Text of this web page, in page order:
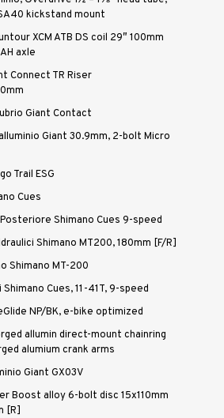
kickstand mount
XCM ATB DS coil 29″ 100mm
axle
Connect TR Riser
Giant Contact
Giant 30.9mm, 2-bolt Micro
Trail ESG
Cues
Shimano Cues 9-speed
Shimano MT200, 180mm [F/R]
Shimano MT-200
Shimano Cues, 11-41T, 9-speed
NP/BK, e-bike optimized
allumin direct-mount chainring
alumium crank arms
Giant GX03V
Boost alloy 6-bolt disc 15x110mm
[R]